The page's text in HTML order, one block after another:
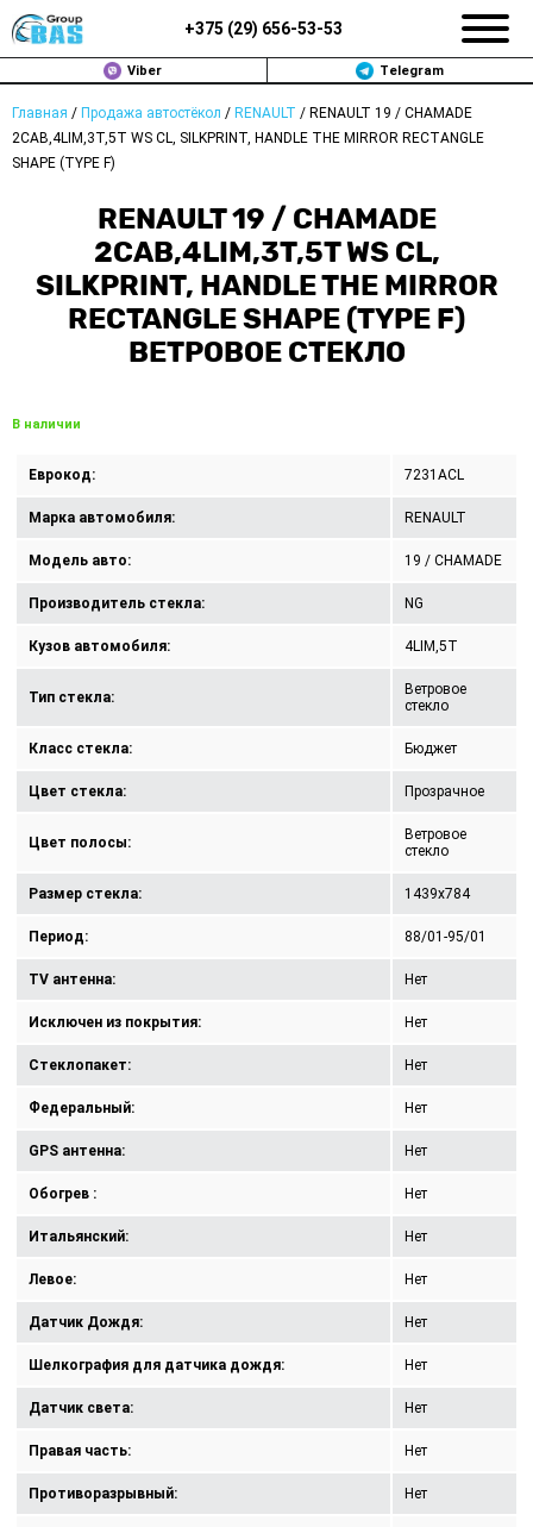
+375 (29) 656-53-53
Viber Telegram
Главная / Продажа автостёкол / RENAULT / RENAULT 19 / CHAMADE
2CAB,4LIM,3T,5T WS CL, SILKPRINT, HANDLE THE MIRROR RECTANGLE
SHAPE (TYPE F)
RENAULT 19 / CHAMADE
2CAB,4LIM,3T,5T WS CL,
SILKPRINT, HANDLE THE MIRROR
RECTANGLE SHAPE (TYPE F)
ВЕТРОВОЕ СТЕКЛО
В наличии
Еврокод: 7231ACL
Марка автомобиля: RENAULT
Модель авто: 19 / CHAMADE
Производитель стекла: NG
Кузов автомобиля: 4LIM,5T
Тип стекла:
Ветровое
стекло
Класс стекла: Бюджет
Цвет стекла: Прозрачное
Цвет полосы:
Ветровое
стекло
Размер стекла: 1439x784
Период: 88/01-95/01
TV антенна: Нет
Исключен из покрытия: Нет
Стеклопакет: Нет
Федеральный: Нет
GPS антенна: Нет
Обогрев : Нет
Итальянский: Нет
Левое: Нет
Датчик Дождя: Нет
Шелкография для датчика дождя: Нет
Датчик света: Нет
Правая часть: Нет
Противоразрывный: Нет
ЗАМЕНА АВТОСТЕКОЛ В МИНСКЕ
ДОП. УСЛУГИ
ВОПРОС-ОТВЕТ